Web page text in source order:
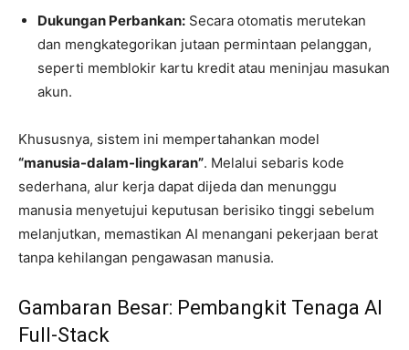
Dukungan Perbankan: Secara otomatis merutekan
dan mengkategorikan jutaan permintaan pelanggan,
seperti memblokir kartu kredit atau meninjau masukan
akun.
Khususnya, sistem ini mempertahankan model
“manusia-dalam-lingkaran”. Melalui sebaris kode
sederhana, alur kerja dapat dijeda dan menunggu
manusia menyetujui keputusan berisiko tinggi sebelum
melanjutkan, memastikan AI menangani pekerjaan berat
tanpa kehilangan pengawasan manusia.
Gambaran Besar: Pembangkit Tenaga AI
Full-Stack